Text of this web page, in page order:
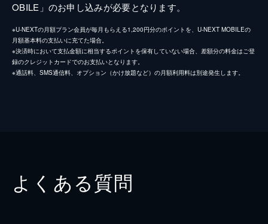
OBILE」のお申し込みが必要となります。
※U-NEXTの月額プラン会員が毎月もらえる1,200円分のポイントを、U-NEXT MOBILEの
月額基本料の支払いに充てた場合。
※決済時において支払金額に相当するポイントを保有していない場合、差額分の料金はご登
録のクレジットカードでのお支払いとなります。
※通話料、SMS通信料、オプション（かけ放題など）の月額利用料は別途発生します。
よくある質問